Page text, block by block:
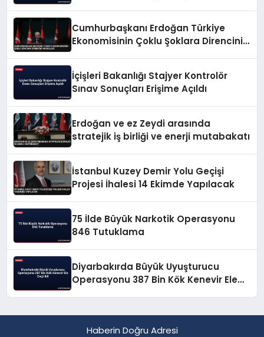
Cumhurbaşkanı Erdoğan Türkiye
Ekonomisinin Çoklu Şoklara Direncini
İçişleri Bakanlığı Stajyer Kontrolör
Sınav Sonuçları Erişime Açıldı
Erdoğan ve ez Zeydi arasında
stratejik iş birliği ve enerji mutabakatı
İstanbul Kuzey Demir Yolu Geçişi
Projesi İhalesi 14 Ekimde Yapılacak
75 İlde Büyük Narkotik Operasyonu
846 Tutuklama
Diyarbakırda Büyük Uyuşturucu
Operasyonu 387 Bin Kök Kenevir Ele
Haberin Doğru Adresi